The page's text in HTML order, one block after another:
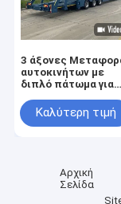
3 άξονες
αυτοκινήτων με
διπλό πάτωμα για
Καλύτερη τιμή
Αρχική
Σελίδα